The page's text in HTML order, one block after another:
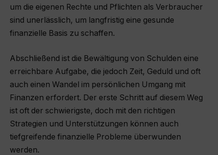
um die eigenen Rechte und Pflichten als Verbraucher
sind unerlässlich, um langfristig eine gesunde
finanzielle Basis zu schaffen.
Abschließend ist die Bewältigung von Schulden eine
erreichbare Aufgabe, die jedoch Zeit, Geduld und oft
auch einen Wandel im persönlichen Umgang mit
Finanzen erfordert. Der erste Schritt auf diesem Weg
ist oft der schwierigste, doch mit den richtigen
Strategien und Unterstützungen können auch
tiefgreifende finanzielle Probleme überwunden
werden.